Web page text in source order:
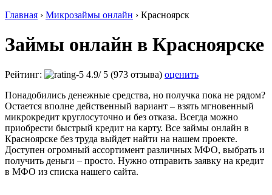
Главная › Микрозаймы онлайн › Красноярск
Займы онлайн в Красноярске
Рейтинг: 4.9/ 5 (973 отзыва) оценить
Понадобились денежные средства, но получка пока не рядом?
Остается вполне действенный вариант – взять мгновенный
микрокредит круглосуточно и без отказа. Всегда можно
приобрести быстрый кредит на карту. Все займы онлайн в
Красноярске без труда выйдет найти на нашем проекте.
Доступен огромный ассортимент различных МФО, выбрать и
получить деньги – просто. Нужно отправить заявку на кредит
в МФО из списка нашего сайта.